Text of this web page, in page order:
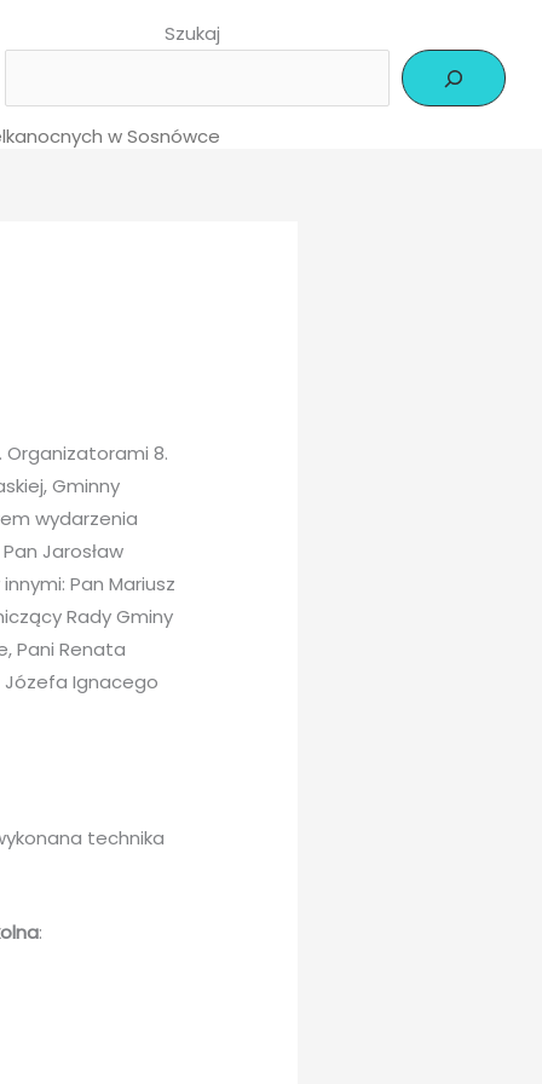
Szukaj
w Sosnówce
Organizatorami 8.
Gminny
wydarzenia
Jarosław
Pan Mariusz
Rady Gminy
Pani Renata
Józefa Ignacego
technika
: